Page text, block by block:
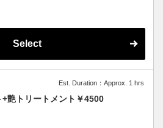
Select
Est. Duration：Approx. 1 hrs
+艶トリートメント￥4500